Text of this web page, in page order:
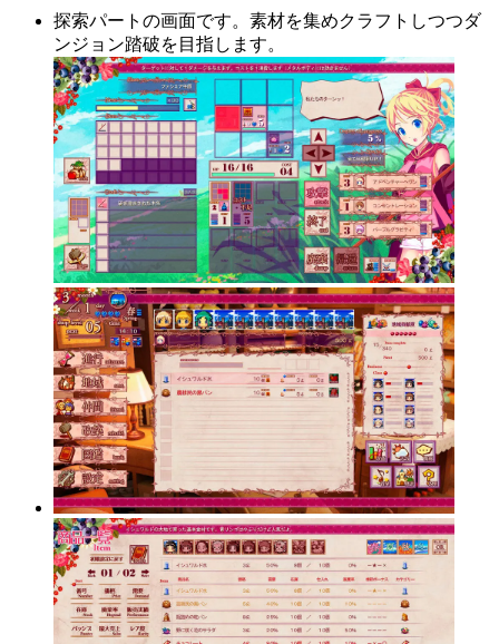
探索パートの画面です。素材を集めクラフトしつつダ
ンジョン踏破を目指します。